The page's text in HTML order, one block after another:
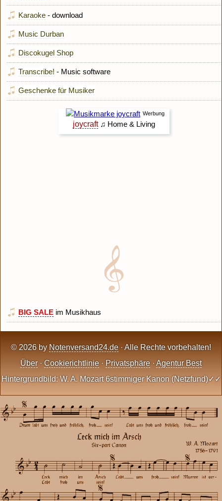
Karaoke - download
Music Durban
Discokugel Shop
Transcribe! - Music software
Geschenke für Musiker
BIG SALE im Musikhaus
© 2026 by Notenversand24.de · Alle Rechte vorbehalten!
Über · Cookierichtlinie · Privatsphäre · Agentur Best
Hintergrundbild: W. A. Mozart 6stimmiger Kanon (Netzfund)✓✓